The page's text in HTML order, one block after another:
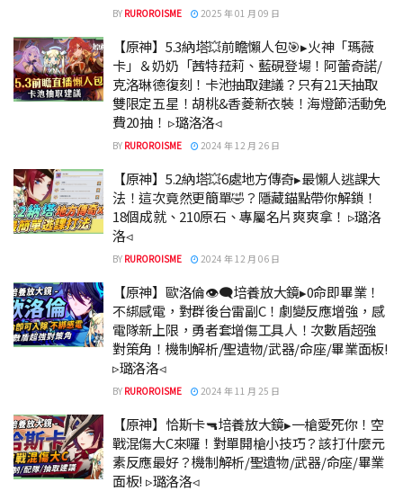
BY RUROROISME 2025 年 01 月 09 日
【原神】5.3納塔💥前瞻懶人包🎯▸火神「瑪薇
卡」＆奶奶「茜特菈莉、藍硯登場！阿蕾奇諾/
克洛琳德復刻！卡池抽取建議？只有21天抽取
雙限定五星！胡桃&香菱新衣裝！海燈節活動免
費20抽！ ▹璐洛洛◃
BY RUROROISME 2024 年 12 月 26 日
【原神】5.2納塔💥6處地方傳奇▸最懶人逃課大
法！這次竟然更簡單🤣？隱藏錨點帶你解鎖！
18個成就、210原石、專屬名片爽爽拿！ ▹璐洛
洛◃
BY RUROROISME 2024 年 12 月 06 日
【原神】歐洛倫👁️‍🗨️培養放大鏡▸0命即畢業！
不綁感電，對群後台雷副C！劇變反應增強，感
電隊新上限，勇者套增傷工具人！次數盾超強
對策角！機制解析/聖遺物/武器/命座/畢業面板!
▹璐洛洛◃
BY RUROROISME 2024 年 11 月 25 日
【原神】恰斯卡🔫培養放大鏡▸一槍愛死你！空
戰混傷大C來囉！對單開槍小技巧？該打什麼元
素反應最好？機制解析/聖遺物/武器/命座/畢業
面板! ▹璐洛洛◃